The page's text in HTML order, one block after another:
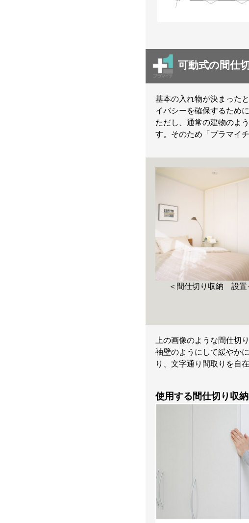
可動式の間仕
基本の入れ物が決まった
イバシーを確保するため
ただし、通常の建物のよ
す。そのため「プラマイ
＜間仕切り収納 設置
上の画像のような間仕切
袖壁のようにして緩やか
り、文字通り間取りを自
使用する間仕切り収